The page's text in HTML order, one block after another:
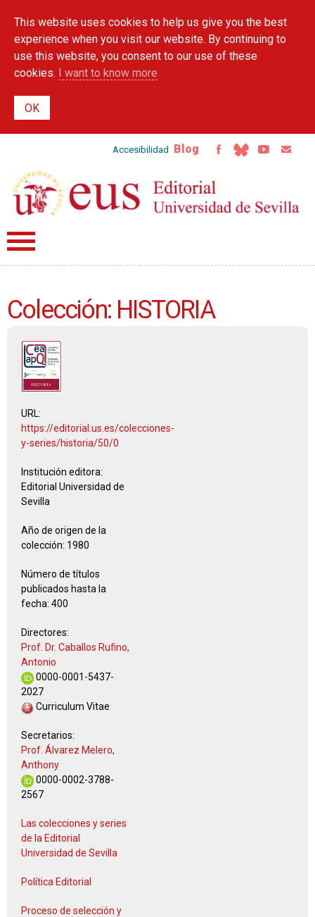
main
content
This website uses cookies to help us give you the best
experience when you visit our website. By continuing to
use this website, you consent to our use of these
cookies. I want to know more
Accesibilidad Blog
Colección: HISTORIA
URL:
https://editorial.us.es/colecciones-
y-series/historia/50/0
Institución editora:
Editorial Universidad de
Sevilla
Año de origen de la
colección: 1980
Número de títulos
publicados hasta la
fecha: 400
Directores:
Prof. Dr. Caballos Rufino,
Antonio
0000-0001-5437-
2027
Curriculum Vitae
Secretarios:
Prof. Álvarez Melero,
Anthony
0000-0002-3788-
2567
Las colecciones y series
de la Editorial
Universidad de Sevilla
Política Editorial
Proceso de selección y